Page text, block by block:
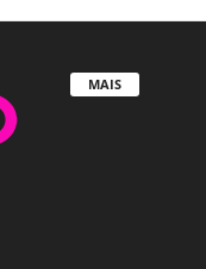
MAIS